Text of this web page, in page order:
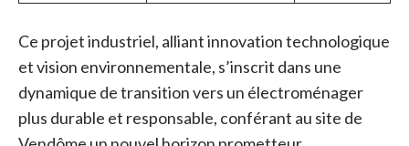
Ce projet industriel, alliant innovation technologique
et vision environnementale, s’inscrit dans une
dynamique de transition vers un électroménager
plus durable et responsable, conférant au site de